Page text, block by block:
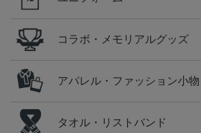
コラボ・メモリアルグッズ
アパレル・ファッション小物
タオル・リストバンド